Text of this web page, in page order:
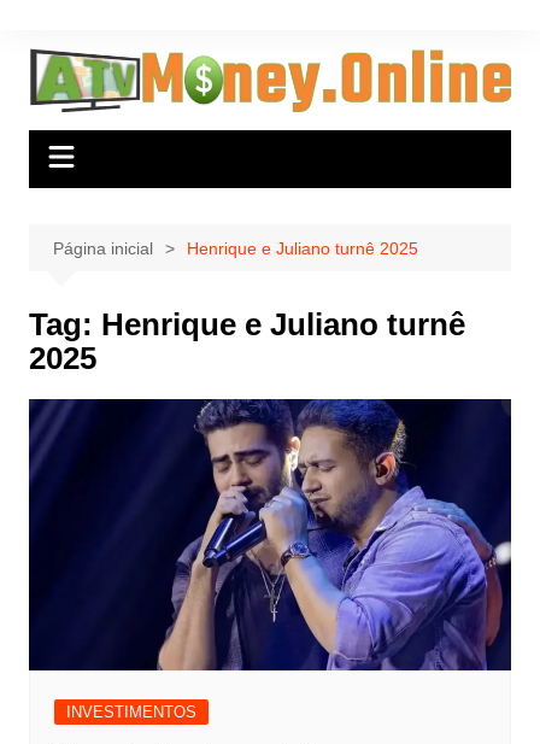
para
conteúdo
Página inicial Henrique e Juliano turnê 2025
Tag: Henrique e Juliano turnê
2025
INVESTIMENTOS